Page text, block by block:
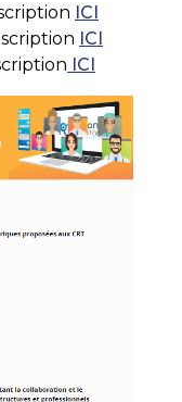
ICI
ICI
ICI